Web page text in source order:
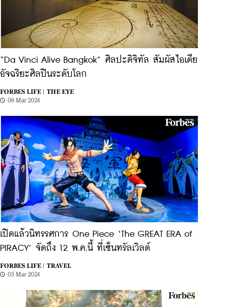
“Da Vinci Alive Bangkok” ศิลปะดิจิทัล สัมผัสไอเดีย
อัจฉริยะศิลปินระดับโลก
FORBES LIFE |
THE EYE
06 Mar 2024
เปิดแล้วนิทรรศการ One Piece ‘The GREAT ERA of
PIRACY’ จัดถึง 12 พ.ค.นี้ ที่เซ็นทรัลเวิลด์
FORBES LIFE |
TRAVEL
05 Mar 2024